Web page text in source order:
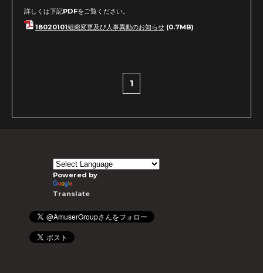
詳しくは下記PDFをご覧ください。
18020101組織変更及び人事異動のお知らせ (0.7MB)
1
Powered by
Translate